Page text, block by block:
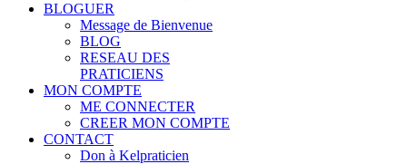
BLOGUER
Message de Bienvenue
BLOG
RESEAU DES
PRATICIENS
MON COMPTE
ME CONNECTER
CREER MON COMPTE
CONTACT
Don à Kelpraticien